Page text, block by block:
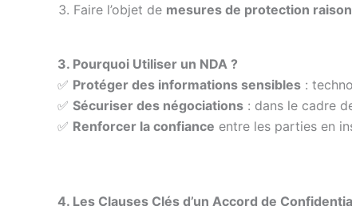
Faire l’objet de mesures de protection
3. Pourquoi Utiliser un NDA ?
✅ Protéger des informations sensibles :
✅ Sécuriser des négociations : dans le cadre
✅ Renforcer la confiance entre les parties en
4. Les Clauses Clés d’un Accord de